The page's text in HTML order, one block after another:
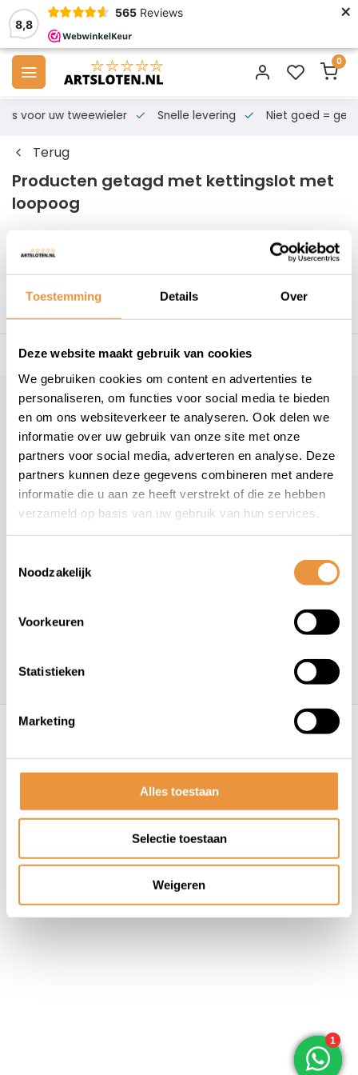
Toestemming Details Over
Deze website maakt gebruik van cookies
We gebruiken cookies om content en advertenties te
personaliseren, om functies voor social media te bieden
en om ons websiteverkeer te analyseren. Ook delen we
informatie over uw gebruik van onze site met onze
partners voor social media, adverteren en analyse. Deze
partners kunnen deze gegevens combineren met andere
informatie die u aan ze heeft verstrekt of die ze hebben
verzameld op basis van uw gebruik van hun services.
Noodzakelijk
Voorkeuren
Statistieken
Marketing
Alles toestaan
Selectie toestaan
Weigeren
8,8
565 Reviews ×
0
voor uw tweewieler Snelle levering Niet goed = geld
Terug
Producten getagd met kettingslot met
loopoog
Filters
voor uw tweewieler Snelle levering
Klantenservice
Veelgestelde vragen
+31 78 780 2330
info@artsloten.nl
Contactgegevens
Algemene voorwaarden Disclaimer
Privacy
Policy
Sitemap